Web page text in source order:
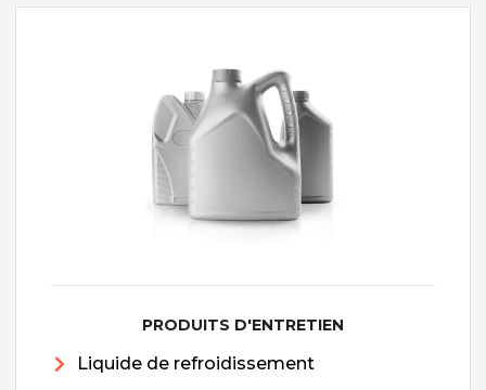
PRODUITS D'ENTRETIEN
Liquide de refroidissement